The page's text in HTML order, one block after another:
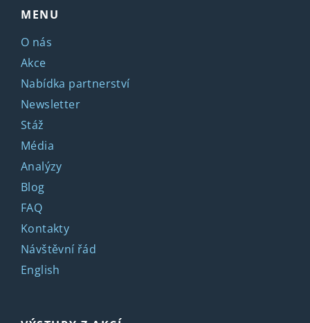
MENU
O nás
Akce
Nabídka partnerství
Newsletter
Stáž
Média
Analýzy
Blog
FAQ
Kontakty
Návštěvní řád
English